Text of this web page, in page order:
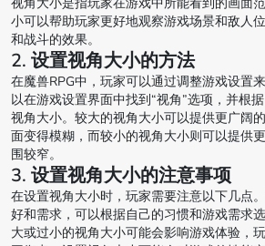
小可以帮助玩家更好地观察游戏场景和敌人
和战斗的效果。
2. 设置视角大小的方法
在魔兽RPG中，玩家可以通过调整游戏设置
以在游戏设置界面中找到“视角”选项，并根
视角大小。较大的视角大小可以提供更广阔
面变得模糊，而较小的视角大小则可以提供
围较窄。
3. 设置视角大小的注意事项
在设置视角大小时，玩家需要注意以下几点
好和需求，可以根据自己的习惯和游戏需求
大或过小的视角大小可能会影响游戏体验，